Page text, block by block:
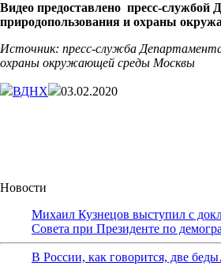
Видео предоставлено пресс-службой
природопользования и охраны
Источник: пресс-служба Департамента
охраны окружающей среды Москвы
ВДНХ 03.02.2020
Новости
Михаил Кузнецов выступил с
Совета при Президенте по
В России, как говорится, две